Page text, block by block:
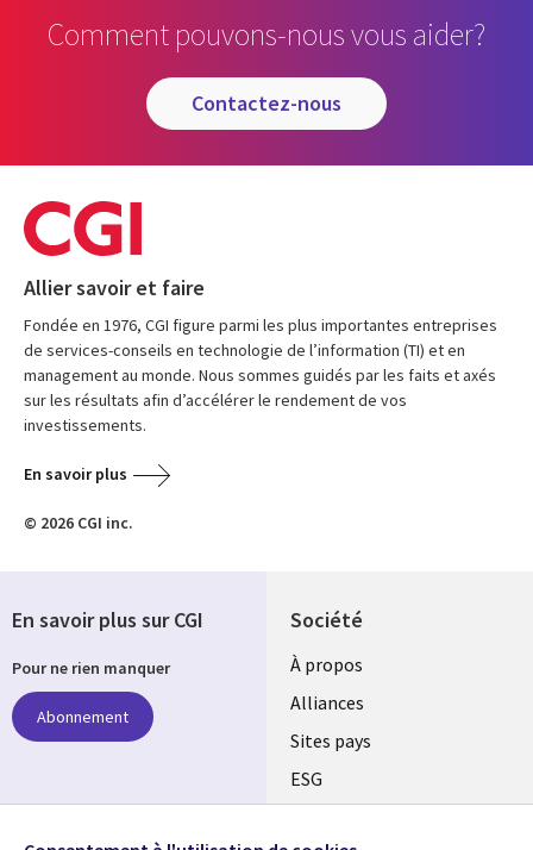
Comment pouvons-nous vous aider?
contactez-nous
Allier savoir et faire
Fondée en 1976, CGI figure parmi les plus importantes entreprises
de services-conseils en technologie de l’information (TI) et en
management au monde. Nous sommes guidés par les faits et axés
sur les résultats afin d’accélérer le rendement de vos
investissements.
En savoir plus
© 2026 CGI inc.
Société
À propos
Alliances
Sites pays
ESG
En savoir plus sur CGI
Pour ne rien manquer
Abonnement